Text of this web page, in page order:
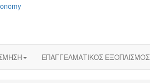
ΕΠΑΓΓΕΛΜΑΤΙΚΟΣ ΕΞΟΠΛΙΣΜΟΣ